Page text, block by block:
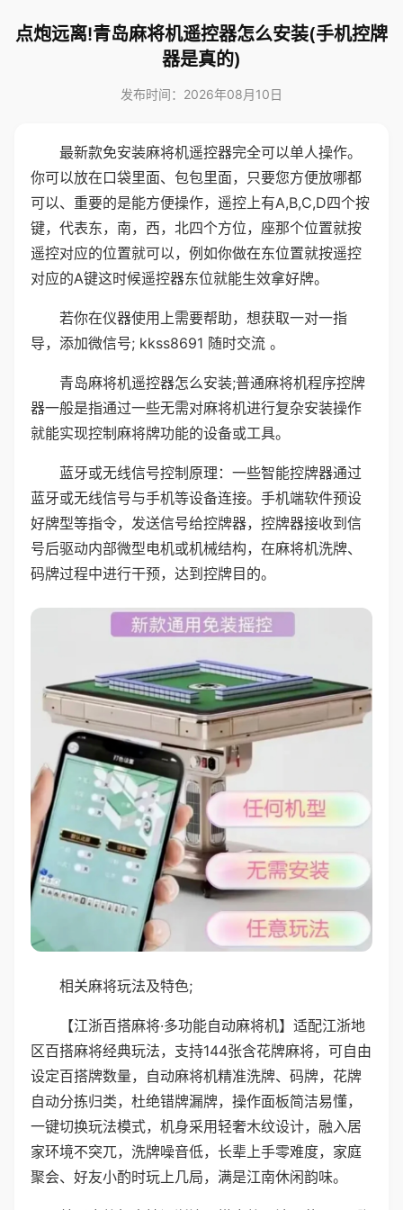
点炮远离!青岛麻将机遥控器怎么安装(手机控牌
器是真的)
发布时间：2026年08月10日
最新款免安装麻将机遥控器完全可以单人操作。
你可以放在口袋里面、包包里面，只要您方便放哪都
可以、重要的是能方便操作，遥控上有A,B,C,D四个按
键，代表东，南，西，北四个方位，座那个位置就按
遥控对应的位置就可以，例如你做在东位置就按遥控
对应的A键这时候遥控器东位就能生效拿好牌。
若你在仪器使用上需要帮助，想获取一对一指
导，添加微信号; kkss8691 随时交流 。
青岛麻将机遥控器怎么安装;普通麻将机程序控牌
器一般是指通过一些无需对麻将机进行复杂安装操作
就能实现控制麻将牌功能的设备或工具。
蓝牙或无线信号控制原理：一些智能控牌器通过
蓝牙或无线信号与手机等设备连接。手机端软件预设
好牌型等指令，发送信号给控牌器，控牌器接收到信
号后驱动内部微型电机或机械结构，在麻将机洗牌、
码牌过程中进行干预，达到控牌目的。
相关麻将玩法及特色;
【江浙百搭麻将·多功能自动麻将机】适配江浙地
区百搭麻将经典玩法，支持144张含花牌麻将，可自由
设定百搭牌数量，自动麻将机精准洗牌、码牌，花牌
自动分拣归类，杜绝错牌漏牌，操作面板简洁易懂，
一键切换玩法模式，机身采用轻奢木纹设计，融入居
家环境不突兀，洗牌噪音低，长辈上手零难度，家庭
聚会、好友小酌时玩上几局，满是江南休闲韵味。